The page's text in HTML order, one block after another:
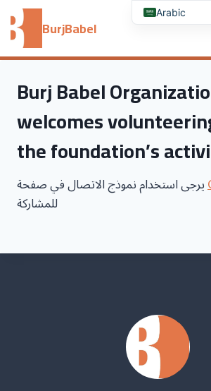
to
content
BurjBabel
Burj Babel
welcomes
the foundation’s
للمشاركة
Arabic